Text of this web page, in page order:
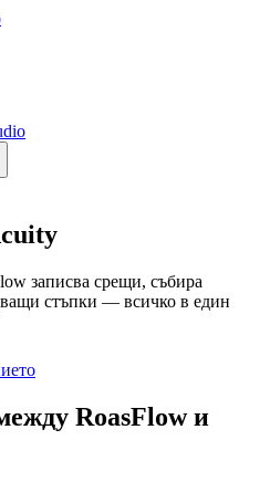
записва срещи, събира
стъпки — всичко в един
RoasFlow и